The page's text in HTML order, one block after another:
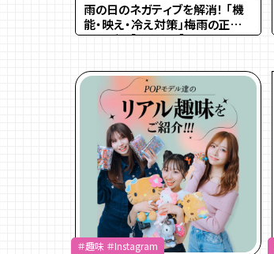
雨の日のネガティブを解消！ 「機
能・映え・冷え対策」梅雨の正解
コーデ★【ゆあもり】
＃趣味 ＃Instagram